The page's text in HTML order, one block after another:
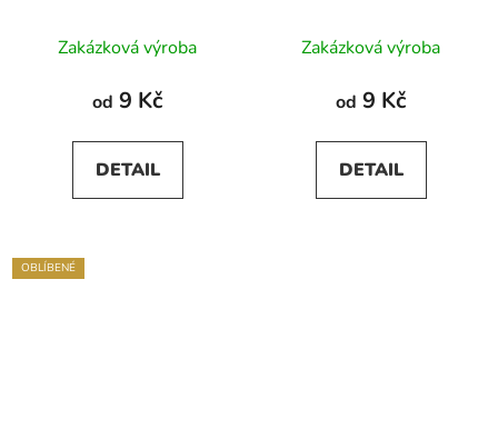
Zakázková výroba
od 9 Kč
DETAIL
Zakázková výroba
od 9 Kč
DETAIL
OBLÍBENÉ